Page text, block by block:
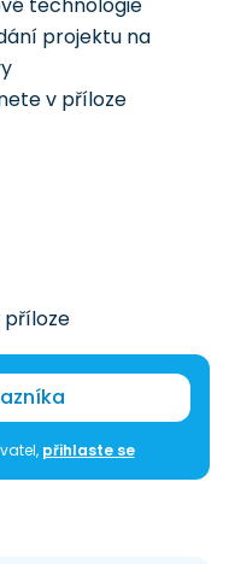
projektu na
v příloze
přihlaste se